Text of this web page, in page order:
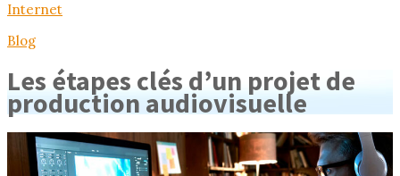
Internet
Blog
Les étapes clés d’un projet de
production audiovisuelle